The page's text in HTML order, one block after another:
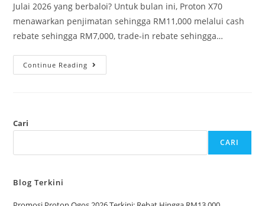
Julai 2026 yang berbaloi? Untuk bulan ini, Proton X70
menawarkan penjimatan sehingga RM11,000 melalui cash
rebate sehingga RM7,000, trade-in rebate sehingga…
Continue Reading
Cari
CARI
Blog Terkini